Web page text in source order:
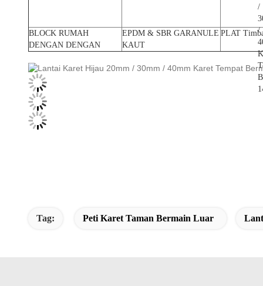
BLOCK RUMAH
DENGAN DENGAN
EPDM & SBR GARANULE
KAUT
PLAT
Tag: Peti Karet Taman Bermain Luar